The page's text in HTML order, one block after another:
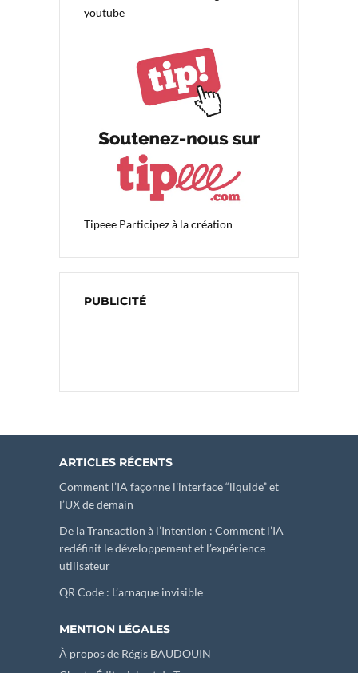
youtube
Tipeee Participez à la création
PUBLICITÉ
ARTICLES RÉCENTS
Comment l’IA façonne l’interface “liquide” et
l’UX de demain
De la Transaction à l’Intention : Comment l’IA
redéfinit le développement et l’expérience
utilisateur
QR Code : L’arnaque invisible
MENTION LÉGALES
À propos de Régis BAUDOUIN